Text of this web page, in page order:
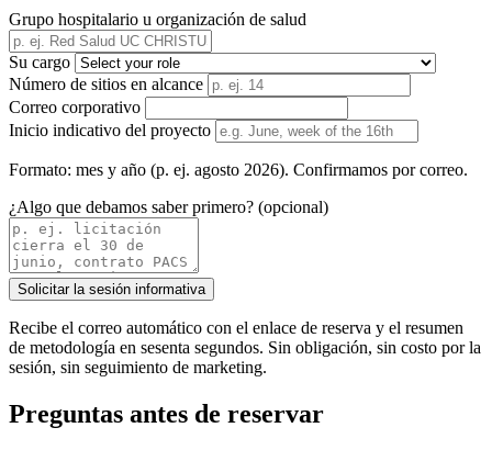
Grupo hospitalario u organización de salud
Su cargo
Número de sitios en alcance
Correo corporativo
Inicio indicativo del proyecto
Formato: mes y año (p. ej. agosto 2026). Confirmamos por correo.
¿Algo que debamos saber primero? (opcional)
Solicitar la sesión informativa
Recibe el correo automático con el enlace de reserva y el resumen
de metodología en sesenta segundos. Sin obligación, sin costo por la
sesión, sin seguimiento de marketing.
Preguntas antes de reservar